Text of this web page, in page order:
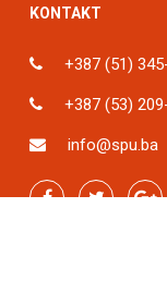
KONTAKT
+387 (51)
+387 (53)
info@spu.ba